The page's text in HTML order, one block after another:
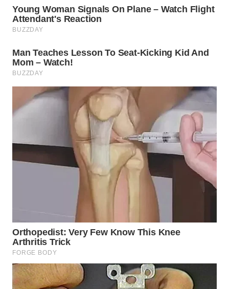
WN
WN
SEMARANG
BOROBUDUR
WN
SURABAYA
WN
NATUNA